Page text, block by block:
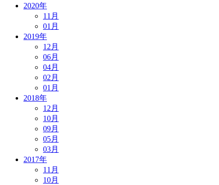
2020年
11月
01月
2019年
12月
06月
04月
02月
01月
2018年
12月
10月
09月
05月
03月
2017年
11月
10月